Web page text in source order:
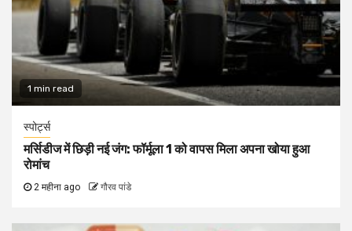
1 min read
स्पोर्ट्स
मर्सिडीज में छिड़ी नई जंग: फॉर्मूला 1 को वापस मिला अपना खोया हुआ
रोमांच
2 महीना ago गौरव पांडे